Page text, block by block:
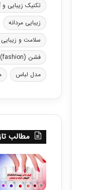
تکنیک زیبایی و
زیبایی مردانه
سلامت و
فشن (fashion)
مدل لباس
مطالب